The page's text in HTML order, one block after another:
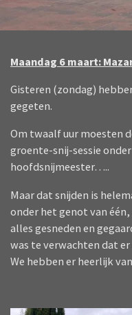
Maandag 6 maart:
Gisteren (zondag)
gegeten.
Om twaalf uur moesten
groente-snij-sessie
hoofdsnijmeester…..
Maar dat snijden is
onder het genot van
alles gesneden en
was te verwachten dat
We hebben er heerlijk